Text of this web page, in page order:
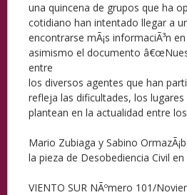
una quincena de grupos que ha
cotidiano han intentado llegar a
encontrarse mÃ¡s informaciÃ³n
asimismo el documento
entre
los diversos agentes que han
refleja las dificultades, los
plantean en la actualidad entre
Mario Zubiaga y Sabino
la pieza de Desobediencia Civil
VIENTO SUR NÃºmero 101/